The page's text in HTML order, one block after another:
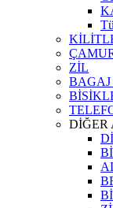
ZİL
BAGAJ
DİĞER